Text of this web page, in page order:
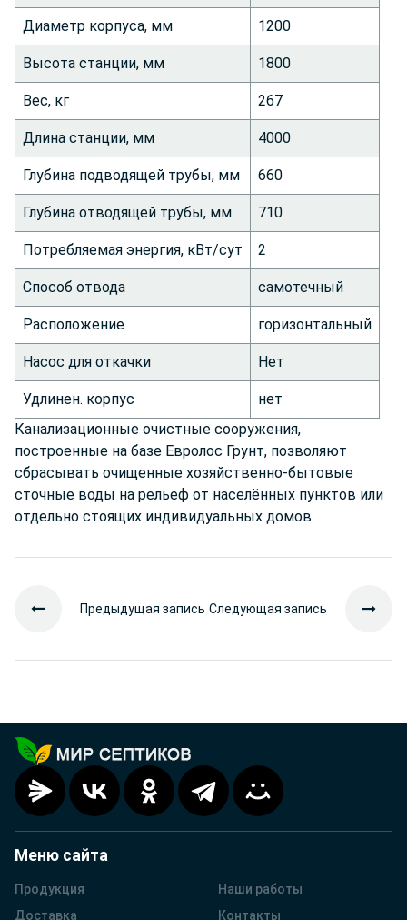
Диаметр корпуса, мм 1200
Высота станции, мм 1800
Вес, кг 267
Длина станции, мм 4000
Глубина подводящей трубы, мм 660
Глубина отводящей трубы, мм 710
Потребляемая энергия, кВт/сут 2
Способ отвода самотечный
Расположение горизонтальный
Насос для откачки Нет
Удлинен. корпус
нет
Канализационные очистные сооружения,
построенные на базе Евролос Грунт, позволяют
сбрасывать очищенные хозяйственно-бытовые
сточные воды на рельеф от населённых пунктов или
отдельно стоящих индивидуальных домов.
Предыдущая запись Следующая запись
Меню сайта
Продукция
Доставка
Наши работы
Контакты